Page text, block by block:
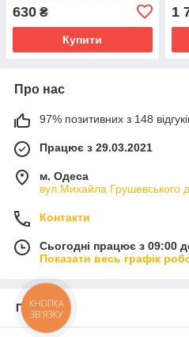
630 ₴
Купити
1
Про нас
97% позитивних з 148
Працює з 29.03.2021
м. Одеса
вул.Михайла Грушевського
Контакти
Сьогодні працює з 09:00
Показати весь графік
Про нас
КНОПКА
ЗВ'ЯЗКУ